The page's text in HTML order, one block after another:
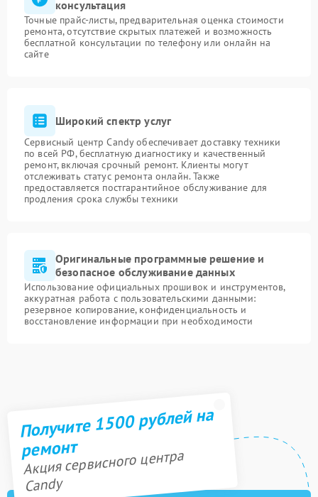
консультация
Точные прайс-листы, предварительная оценка стоимости
ремонта, отсутствие скрытых платежей и возможность
бесплатной консультации по телефону или онлайн на
сайте
Широкий спектр услуг
Сервисный центр Candy обеспечивает доставку техники
по всей РФ, бесплатную диагностику и качественный
ремонт, включая срочный ремонт. Клиенты могут
отслеживать статус ремонта онлайн. Также
предоставляется постгарантийное обслуживание для
продления срока службы техники
Оригинальные программные решение и
безопасное обслуживание данных
Использование официальных прошивок и инструментов,
аккуратная работа с пользовательскими данными:
резервное копирование, конфиденциальность и
восстановление информации при необходимости
Получите 1500 рублей на
ремонт
Акция сервисного центра
Candy